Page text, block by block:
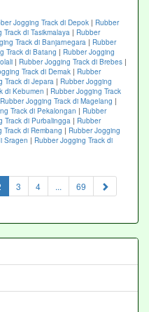
Jogging Track di Depok | Rubber
Track di Tasikmalaya | Rubber
Track di Banjarnegara | Rubber
Track di Batang | Rubber Jogging
| Rubber Jogging Track di Brebes |
Track di Demak | Rubber
Track di Jepara | Rubber Jogging
di Kebumen | Rubber Jogging Track
Rubber Jogging Track di Magelang |
Track di Pekalongan | Rubber
Track di Purbalingga | Rubber
Track di Rembang | Rubber Jogging
Sragen | Rubber Jogging Track di
(current)
3 4 ... 69